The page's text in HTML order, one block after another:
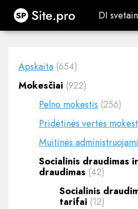
Site.pro DI
DI
Apskaita (654)
Mokesčiai (922)
Pelno mokestis (256)
Pridėtinės vertės
Muitinės
Socialinis draudimas
draudimas (42)
Socialinis
tarifai (12)